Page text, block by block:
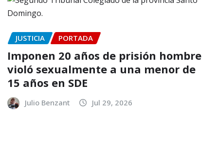
JUSTICIA PORTADA
Imponen 20 años de prisión hombre
violó sexualmente a una menor de
15 años en SDE
Julio Benzant Jul 29, 2026